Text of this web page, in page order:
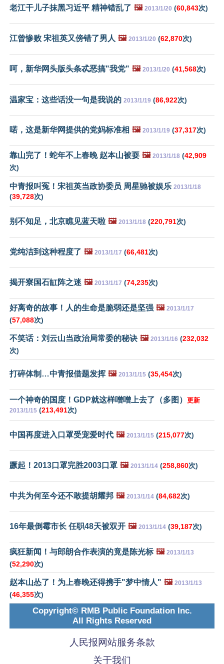
老江干儿子抹黑习近平 精神错乱了 🖼️ 2013/1/20 (60,843次)
江曾惨败 宋祖英又傍错了男人 🖼️ 2013/1/20 (62,870次)
呵，新华网头版头条忒恶搞"我党" 🖼️ 2013/1/20 (41,568次)
温家宝：这些话没一句是我说的 2013/1/19 (86,922次)
喏，这是新华网提供的党妈标准相 🖼️ 2013/1/19 (37,317次)
靠山完了！蛇年不上春晚 赵本山被耍 🖼️ 2013/1/18 (42,909
次)
中青报叫冤！宋祖英当政协委员 周星驰被娱乐 2013/1/18
(39,728次)
别不知足，北京瞧见蓝天啦 🖼️ 2013/1/18 (220,791次)
党纯洁到这种程度了 🖼️ 2013/1/17 (66,481次)
揭开寮国石缸阵之迷 🖼️ 2013/1/17 (74,235次)
好离奇的故事！人的生命是脆弱还是坚强 🖼️ 2013/1/17
(57,088次)
不笑话：刘云山当政治局常委的秘诀 🖼️ 2013/1/16 (232,032
次)
打碎体制…中青报借题发挥 🖼️ 2013/1/15 (35,454次)
一个神奇的国度！GDP就这样噌噌上去了（多图） 更新
2013/1/15 (213,491次)
中国再度进入口罩受宠爱时代 🖼️ 2013/1/15 (215,077次)
蹶起！2013口罩完胜2003口罩 🖼️ 2013/1/14 (258,860次)
中共为何至今还不敢提胡耀邦 🖼️ 2013/1/14 (84,682次)
16年最倒霉市长 任职48天被双开 🖼️ 2013/1/14 (39,187次)
疯狂新闻！与郎朗合作表演的竟是陈光标 🖼️ 2013/1/13
(52,290次)
赵本山怂了！为上春晚还得携手"梦中情人" 🖼️ 2013/1/13
(46,355次)
Copyright© RMB Public Foundation Inc.
All Rights Reserved
人民报网站服务条款
关于我们